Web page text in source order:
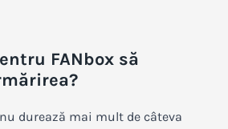
FANbox să
durează mai mult de câteva